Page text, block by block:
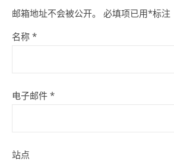
邮箱地址不会被公开。 必填项已用*标注
名称 *
电子邮件 *
站点